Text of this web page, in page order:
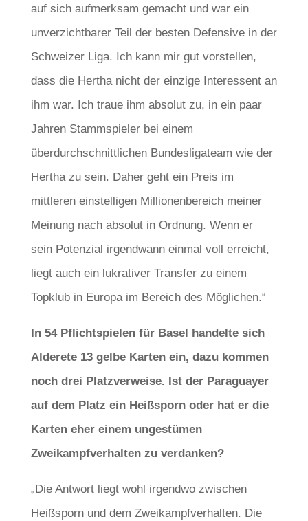
auf sich aufmerksam gemacht und war ein
unverzichtbarer Teil der besten Defensive in der
Schweizer Liga. Ich kann mir gut vorstellen,
dass die Hertha nicht der einzige Interessent an
ihm war. Ich traue ihm absolut zu, in ein paar
Jahren Stammspieler bei einem
überdurchschnittlichen Bundesligateam wie der
Hertha zu sein. Daher geht ein Preis im
mittleren einstelligen Millionenbereich meiner
Meinung nach absolut in Ordnung. Wenn er
sein Potenzial irgendwann einmal voll erreicht,
liegt auch ein lukrativer Transfer zu einem
Topklub in Europa im Bereich des Möglichen.“
In 54 Pflichtspielen für Basel handelte sich
Alderete 13 gelbe Karten ein, dazu kommen
noch drei Platzverweise. Ist der Paraguayer
auf dem Platz ein Heißsporn oder hat er die
Karten eher einem ungestümen
Zweikampfverhalten zu verdanken?
„Die Antwort liegt wohl irgendwo zwischen
Heißsporn und dem Zweikampfverhalten. Die